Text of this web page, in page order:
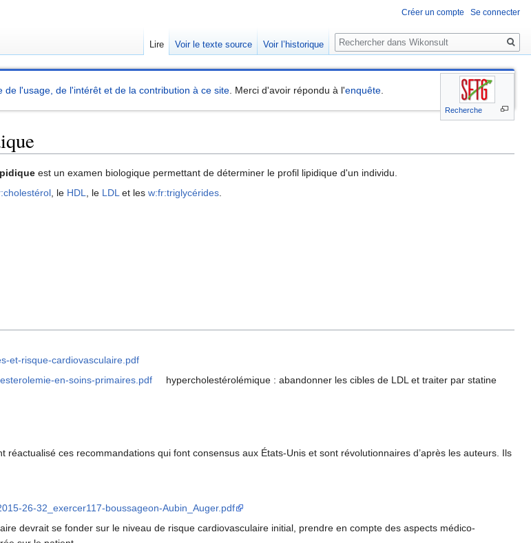
Recherche
de l'usage, de l'intérêt et de la contribution à ce site . Merci d'avoir répondu à l'enquête
est un examen biologique permettant de déterminer le profil lipidique d'un individu.
, le HDL, le LDLet les w:fr:triglycérides.
et-risque-cardiovasculaire.pdf
en-soins-primaires.pdf
hypercholestérolémique : abandonner les cibles de LDL et traiter par statine
ces recommandations qui font consensus aux États-Unis et sont révolutionnaires d’après les auteurs. Ils
26-32_exercer117-boussageon-Aubin_Auger.pdf
devrait se fonder sur le niveau de risque cardiovasculaire initial, prendre en compte des aspects médico-
Créer un compte Se connecter
Lire Voir le texte source Voir l’historique
Rechercher